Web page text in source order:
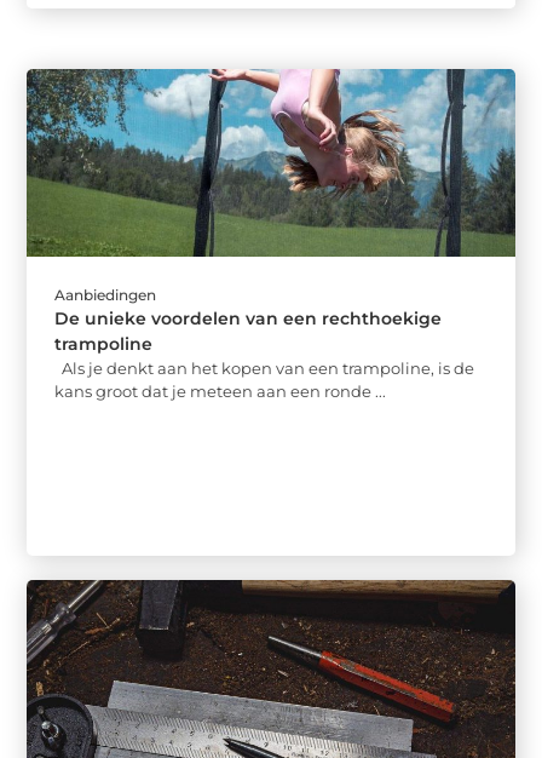
Aanbiedingen
De unieke voordelen van een rechthoekige
trampoline
Als je denkt aan het kopen van een trampoline, is de
kans groot dat je meteen aan een ronde ...